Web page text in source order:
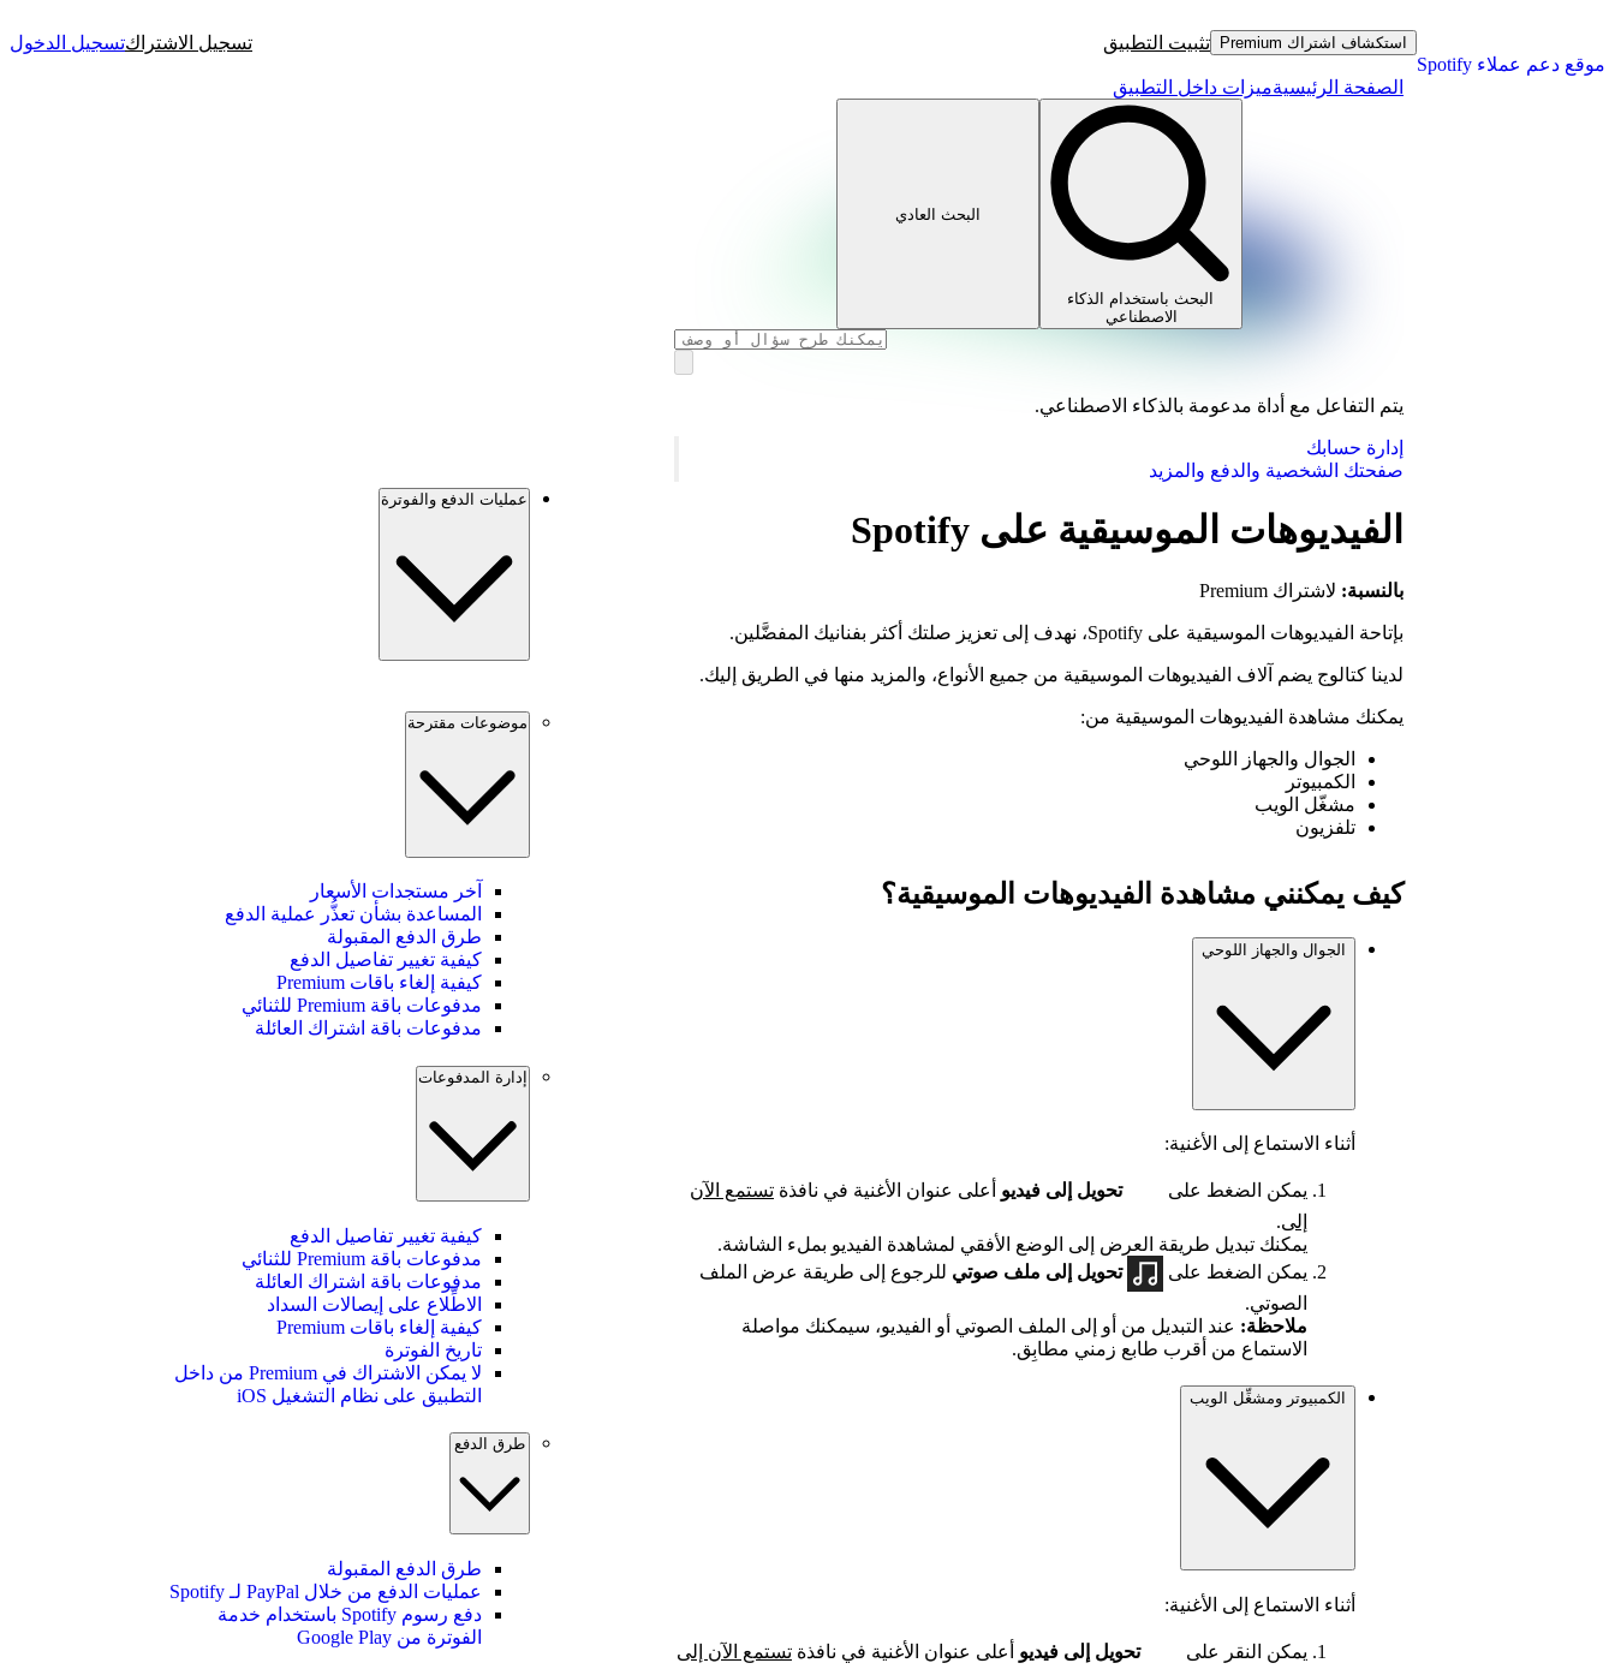
موقع دعم عملاء Spotify
استكشاف اشتراك Premium تثبيت التطبيق تسجيل الاشتراكتسجيل الدخول
الصفحة الرئيسيةميزات داخل التطبيق
البحث باستخدام الذكاء
الاصطناعي
البحث العادي
يتم التفاعل مع أداة مدعومة بالذكاء الاصطناعي.
إدارة حسابك
صفحتك الشخصية والدفع والمزيد
الفيديوهات الموسيقية على Spotify
بالنسبة: لاشتراك Premium
بإتاحة الفيديوهات الموسيقية على Spotify، نهدف إلى تعزيز صلتك أكثر بفنانيك المفضَّلين.
لدينا كتالوج يضم آلاف الفيديوهات الموسيقية من جميع الأنواع، والمزيد منها في الطريق إليك.
يمكنك مشاهدة الفيديوهات الموسيقية من:
الجوال والجهاز اللوحي
الكمبيوتر
مشغّل الويب
تلفزيون
كيف يمكنني مشاهدة الفيديوهات الموسيقية؟
الجوال والجهاز اللوحي
أثناء الاستماع إلى الأغنية:
يمكن الضغط على تحويل إلى فيديو أعلى عنوان الأغنية في نافذة تستمع الآن
إلى.
يمكنك تبديل طريقة العرض إلى الوضع الأفقي لمشاهدة الفيديو بملء الشاشة.
يمكن الضغط على
تحويل إلى ملف صوتي للرجوع إلى طريقة عرض الملف
الصوتي.
ملاحظة: عند التبديل من أو إلى الملف الصوتي أو الفيديو، سيمكنك مواصلة
الاستماع من أقرب طابع زمني مطابِق.
الكمبيوتر ومشغِّل الويب
أثناء الاستماع إلى الأغنية:
يمكن النقر على تحويل إلى فيديو أعلى عنوان الأغنية في نافذة تستمع الآن إلى
عمليات الدفع والفوترة
موضوعات مقترحة
آخر مستجدات الأسعار
المساعدة بشأن تعذُّر عملية الدفع
طرق الدفع المقبولة
كيفية تغيير تفاصيل الدفع
كيفية إلغاء باقات Premium
مدفوعات باقة Premium للثنائي
مدفوعات باقة اشتراك العائلة
إدارة المدفوعات
كيفية تغيير تفاصيل الدفع
مدفوعات باقة Premium للثنائي
مدفوعات باقة اشتراك العائلة
الاطِّلاع على إيصالات السداد
كيفية إلغاء باقات Premium
تاريخ الفوترة
لا يمكن الاشتراك في Premium من داخل
التطبيق على نظام التشغيل iOS
طرق الدفع
طرق الدفع المقبولة
عمليات الدفع من خلال PayPal لـ Spotify
دفع رسوم Spotify باستخدام خدمة
الفوترة من Google Play